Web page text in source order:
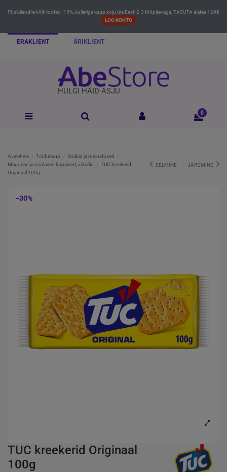
Püsikliendile kõik tooted -15%, kulleriga kaup koju üle Eesti 2-3 tööpäevaga, TASUTA alates 129€
LOO KONTO
ERAKLIENT ÄRIKLIENT
HULGI HÄID ASJU
0
Avalehele Toidukaup
Snäkid ja maiustused
Magusad ja soolased küpsised, vahvlid
TUC kreekerid
Originaal 100g
EELMINE JÄRGMINE
−30%
TUC kreekerid Originaal
100g